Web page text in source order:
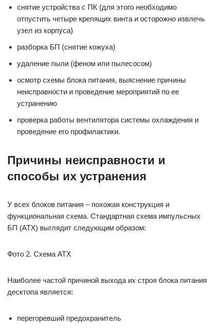
снятие устройства с ПК (для этого необходимо
отпустить четыре крепящих винта и осторожно извлечь
узел из корпуса)
разборка БП (снятие кожуха)
удаление пыли (феном или пылесосом)
осмотр схемы блока питания, выяснение причины
неисправности и проведение мероприятий по ее
устранению
проверка работы вентилятора системы охлаждения и
проведение его профилактики.
Причины неисправности и
способы их устранения
У всех блоков питания – похожая конструкция и
функциональная схема. Стандартная схема импульсных
БП (АТХ) выглядит следующим образом:
Фото 2. Схема АТХ
Наиболее частой причиной выхода их строя блока питания
десктопа является:
перегоревший предохранитель